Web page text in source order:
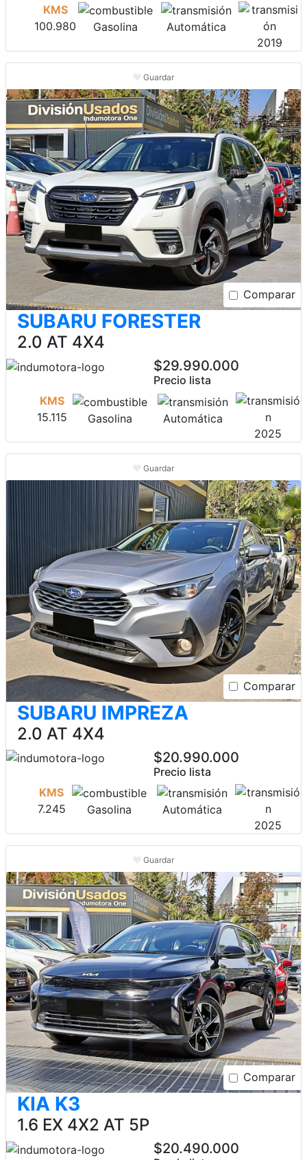
KMS
100.980
Gasolina
Automática
2019
Guardar
Comparar
SUBARU FORESTER
2.0 AT 4X4
$29.990.000
Precio lista
KMS
15.115
Gasolina
Automática
2025
Guardar
Comparar
SUBARU IMPREZA
2.0 AT 4X4
$20.990.000
Precio lista
KMS
7.245
Gasolina
Automática
2025
Guardar
Comparar
KIA K3
1.6 EX 4X2 AT 5P
$20.490.000